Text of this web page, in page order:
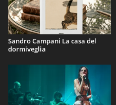
Sandro Campani La casa del
dormiveglia